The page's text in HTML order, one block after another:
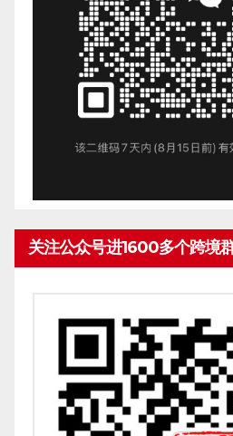
关注公众号进1600多个跨境